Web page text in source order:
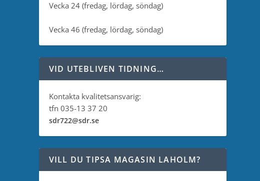
Vecka 24 (fredag, lördag, söndag)
Vecka 46 (fredag, lördag, söndag)
VID UTEBLIVEN TIDNING…
Kontakta kvalitetsansvarig:
tfn 035-13 37 20
sdr722@sdr.se
VILL DU TIPSA MAGASIN LAHOLM?